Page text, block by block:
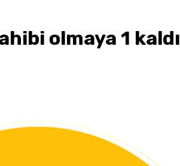
olmaya 1 kaldı